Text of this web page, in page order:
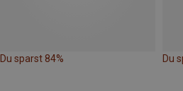
Du sparst 84% Du